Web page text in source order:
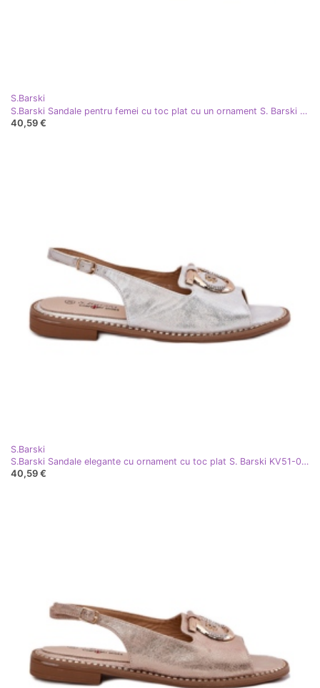
S.Barski
S.Barski Sandale pentru femei cu toc plat cu un ornament S. Barski KV51-002 Negru
40,59 €
S.Barski
S.Barski Sandale elegante cu ornament cu toc plat S. Barski KV51-003 Silver argint
40,59 €